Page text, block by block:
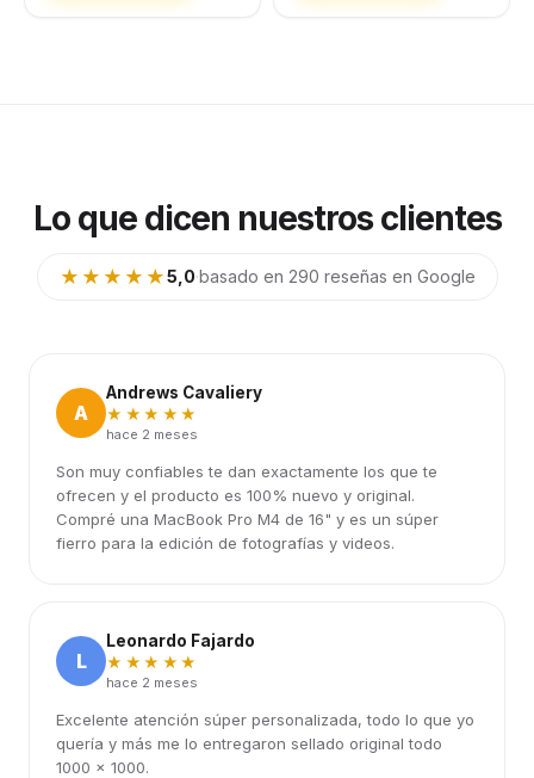
Lo que dicen nuestros clientes
★★★★★5,0·basado en 290 reseñas en Google
A
Andrews Cavaliery
★★★★★
hace 2 meses
Son muy confiables te dan exactamente los que te
ofrecen y el producto es 100% nuevo y original.
Compré una MacBook Pro M4 de 16" y es un súper
fierro para la edición de fotografías y videos.
L
Leonardo Fajardo
★★★★★
hace 2 meses
Excelente atención súper personalizada, todo lo que yo
quería y más me lo entregaron sellado original todo
1000 x 1000.